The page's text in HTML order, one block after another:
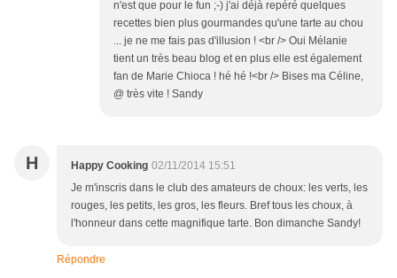
n'est que pour le fun ;-) j'ai déjà repéré quelques
recettes bien plus gourmandes qu'une tarte au chou
... je ne me fais pas d'illusion ! <br /> Oui Mélanie
tient un très beau blog et en plus elle est également
fan de Marie Chioca ! hé hé !<br /> Bises ma Céline,
@ très vite ! Sandy
H Happy Cooking 02/11/2014 15:51
Je m'inscris dans le club des amateurs de choux: les verts, les
rouges, les petits, les gros, les fleurs. Bref tous les choux, à
l'honneur dans cette magnifique tarte. Bon dimanche Sandy!
Répondre